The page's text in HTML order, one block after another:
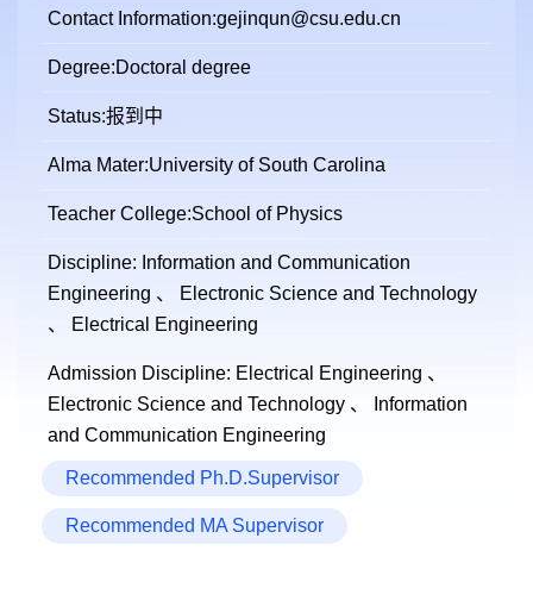
Contact Information:gejinqun@csu.edu.cn
Degree:Doctoral degree
Status:报到中
Alma Mater:University of South Carolina
Teacher College:School of Physics
Discipline: Information and Communication
Engineering 、 Electronic Science and Technology
、 Electrical Engineering
Admission Discipline: Electrical Engineering 、
Electronic Science and Technology 、 Information
and Communication Engineering
Recommended Ph.D.Supervisor
Recommended MA Supervisor